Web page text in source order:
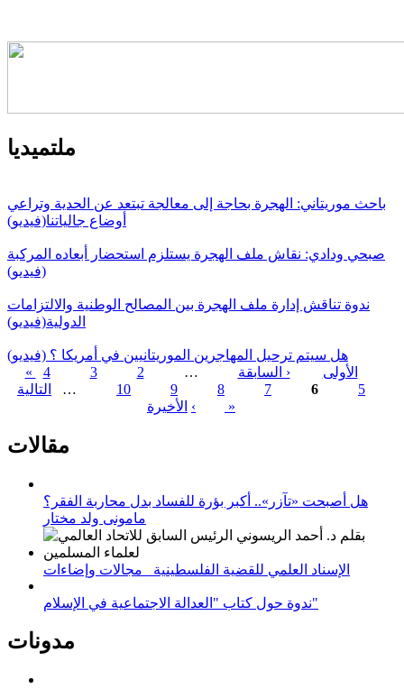
ملتميديا
باحث موريتاني: الهجرة بحاجة إلى معالجة تبتعد عن الحدية وتراعي
أوضاع جالياتنا(فيديو)
صبحي ودادي: نقاش ملف الهجرة يستلزم استحضار أبعاده المركبة
(فيديو)
ندوة تناقش إدارة ملف الهجرة بين المصالح الوطنية والالتزامات
الدولية(فيديو)
هل سيتم ترحيل المهاجرين الموريتانيين في أمريكا ؟ (فيديو)
الصفحات
« الأولى ‹ السابقة …
2
3
4
5
6
7
8
9
10
…
التالية
›
الأخيرة »
مقالات
هل أصبحت «تآزر».. أكبر بؤرة للفساد بدل محاربة الفقر؟
مامونى ولد مختار
الإسناد العلمي للقضية الفلسطينية_ مجالات وإضاءات
ندوة حول كتاب "العدالة الاجتماعية في الإسلام"
مدونات